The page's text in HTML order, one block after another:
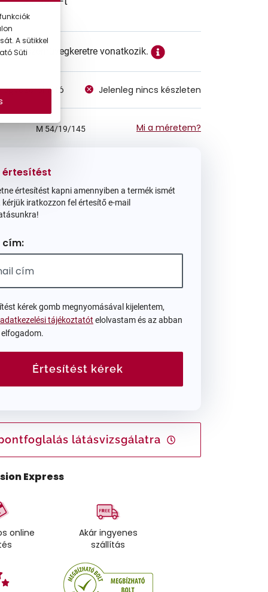
ár a szemüvegkeretre vonatkozik.
Jelenleg nincs készleten
M 54/19/145 Mi a méretem?
értesítést
értesítést kapni amennyiben a termék ismét
kérjük iratkozzon fel értesítő e-mail
cím:
kérek gomb megnyomásával kijelentem,
adatkezelési tájékoztatót elolvastam és az abban
Értesítést kérek
látásvizsgálatra
Express
online
Akár ingyenes
szállítás
A sütikkel
Süti